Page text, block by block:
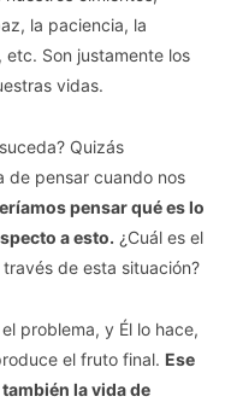
la paciencia, la
Son justamente los
vidas.
Quizás
de pensar cuando nos
pensar qué es lo
a esto. ¿Cuál es el
de esta situación?
problema, y Él lo hace,
el fruto final. Ese
la vida de